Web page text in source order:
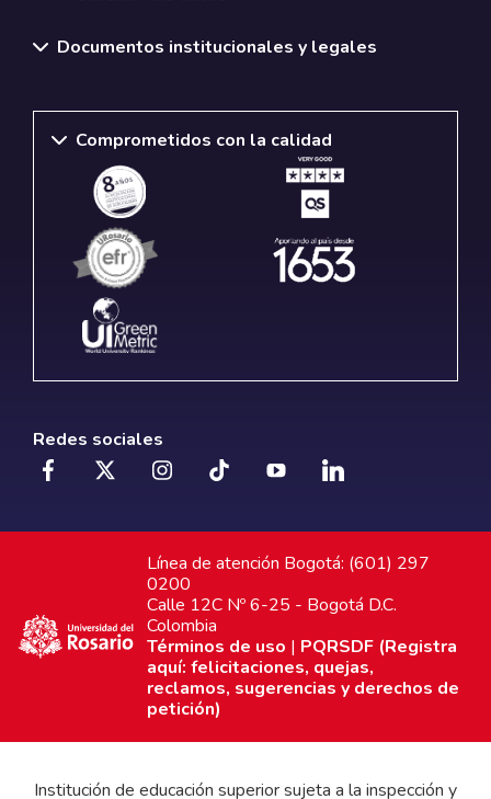
Documentos institucionales y legales
Comprometidos con la calidad
Redes sociales
Línea de atención Bogotá: (601) 297
0200
Calle 12C Nº 6-25 - Bogotá D.C.
Colombia
Términos de uso | PQRSDF (Registra
aquí: felicitaciones, quejas,
reclamos, sugerencias y derechos de
petición)
Institución de educación superior sujeta a la inspección y